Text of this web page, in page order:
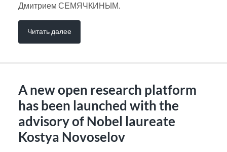
Дмитрием СЕМЯЧКИНЫМ.
Читать далее
A new open research platform
has been launched with the
advisory of Nobel laureate
Kostya Novoselov